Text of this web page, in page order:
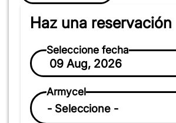
Haz una reservación
Seleccione fecha
09 Aug, 2026
Armycel